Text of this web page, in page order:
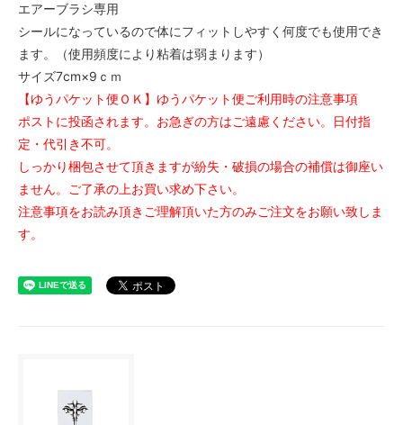
エアーブラシ専用
シールになっているので体にフィットしやすく何度でも使用でき
ます。（使用頻度により粘着は弱まります）
サイズ7cm×9ｃｍ
【ゆうパケット便ＯＫ】ゆうパケット便ご利用時の注意事項
ポストに投函されます。お急ぎの方はご遠慮ください。日付指
定・代引き不可。
しっかり梱包させて頂きますが紛失・破損の場合の補償は御座い
ません。ご了承の上お買い求め下さい。
注意事項をお読み頂きご理解頂いた方のみご注文をお願い致しま
す。